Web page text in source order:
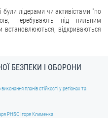
лідерами чи активістами "по
перебувають під пильним
встановлюються, відкриваються
БЕЗПЕКИ І ОБОРОНИ
планів стійкості у регіонах та
РНБО Ігоря Клименка